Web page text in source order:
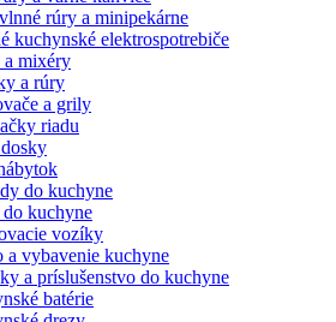
rúry a minipekárne
kuchynské elektrospotrebiče
a mixéry
a rúry
a grily
riadu
do kuchyne
kuchyne
vozíky
a vybavenie kuchyne
a príslušenstvo do kuchyne
batérie